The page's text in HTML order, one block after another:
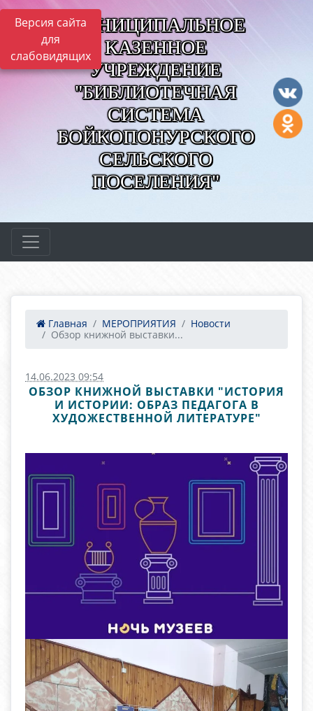
Версия сайта
для
слабовидящих
МУНИЦИПАЛЬНОЕ
КАЗЕННОЕ
УЧРЕЖДЕНИЕ
"БИБЛИОТЕЧНАЯ
СИСТЕМА
БОЙКОПОНУРСКОГО
СЕЛЬСКОГО
ПОСЕЛЕНИЯ"
Главная МЕРОПРИЯТИЯ
Новости
Обзор книжной выставки...
14.06.2023 09:54
ОБЗОР КНИЖНОЙ ВЫСТАВКИ "ИСТОРИЯ
И ИСТОРИИ: ОБРАЗ ПЕДАГОГА В
ХУДОЖЕСТВЕННОЙ ЛИТЕРАТУРЕ"